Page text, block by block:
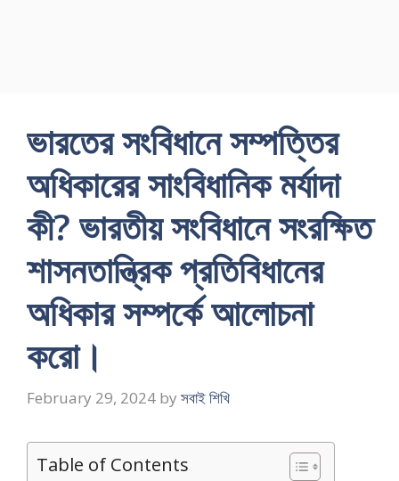
ভারতের সংবিধানে সম্পত্তির
অধিকারের সাংবিধানিক মর্যাদা
কী? ভারতীয় সংবিধানে সংরক্ষিত
শাসনতান্ত্রিক প্রতিবিধানের
অধিকার সম্পর্কে আলােচনা
করাে।
February 29, 2024 by সবাই শিখি
Table of Contents